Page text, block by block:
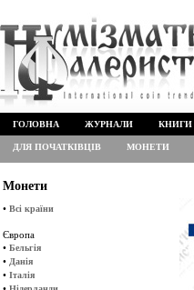
ГОЛОВНА ЖУРНАЛИ КНИГИ
ДЛЯ ПОЧАТКІВЦІВ МОНЕТИ
Монети
• Всі країни
Європа
• Бельгія
• Данія
• Італія